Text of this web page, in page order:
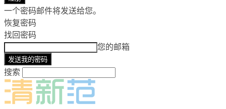
一个密码邮件将发送给您。
恢复密码
找回密码
您的邮箱
搜索